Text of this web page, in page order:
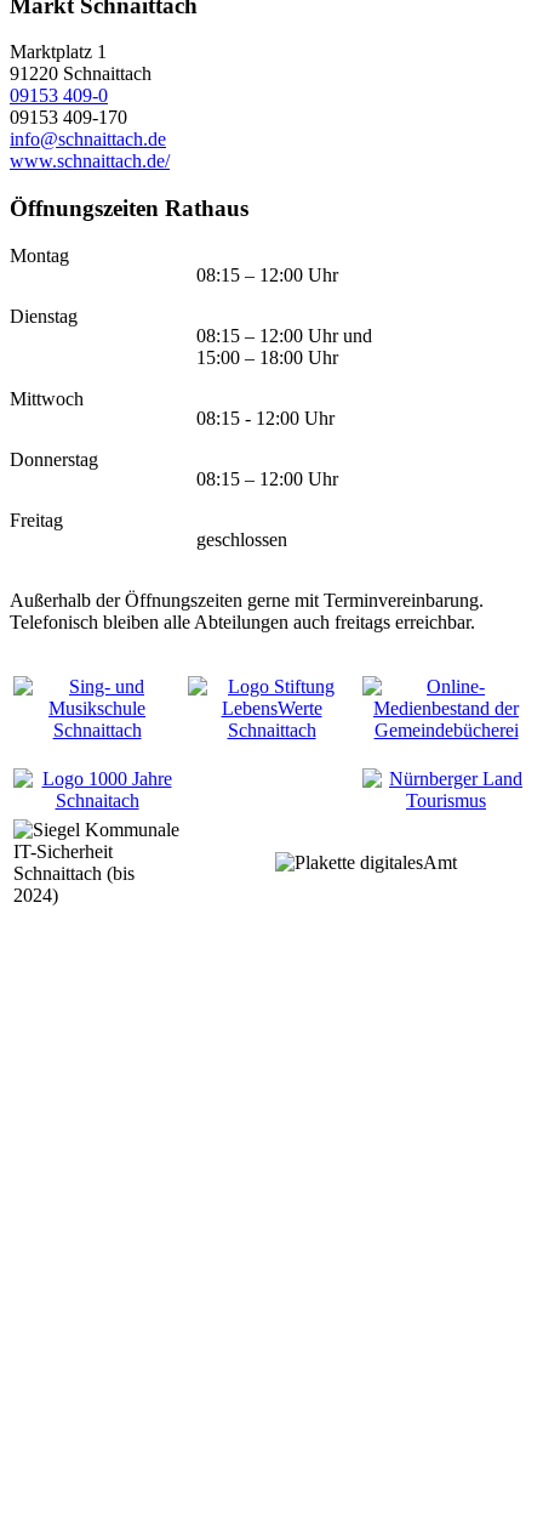
Marktplatz 1
91220 Schnaittach
09153 409-0
09153 409-170
info@schnaittach.de
www.schnaittach.de/
Öffnungszeiten Rathaus
Montag
08:15 – 12:00 Uhr
Dienstag
08:15 – 12:00 Uhr und
15:00 – 18:00 Uhr
Mittwoch
08:15 - 12:00 Uhr
Donnerstag
08:15 – 12:00 Uhr
Freitag
geschlossen
Außerhalb der Öffnungszeiten gerne mit Terminvereinbarung.
Telefonisch bleiben alle Abteilungen auch freitags erreichbar.